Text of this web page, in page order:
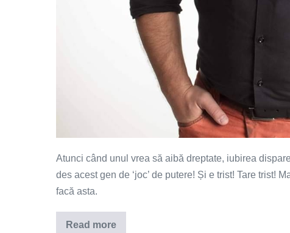
Atunci când unul vrea să aibă dreptate, iubirea
des acest gen de ‘joc’ de putere! Și e trist! Tare trist!
facă asta.
Read more
Atunci